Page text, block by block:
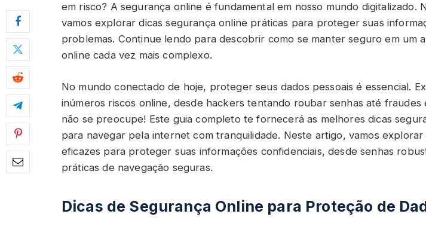
em risco? A segurança online é fundamental em nosso mundo digitalizado.
vamos explorar dicas segurança online práticas para proteger suas
problemas. Continue lendo para descobrir como se manter seguro em um
online cada vez mais complexo.
No mundo conectado de hoje, proteger seus dados pessoais é essencial.
inúmeros riscos online, desde hackers tentando roubar senhas até fraudes
não se preocupe! Este guia completo te fornecerá as melhores dicas
para navegar pela internet com tranquilidade. Neste artigo, vamos explorar
eficazes para proteger suas informações confidenciais, desde senhas
práticas de navegação seguras.
Dicas de Segurança Online para Proteção de